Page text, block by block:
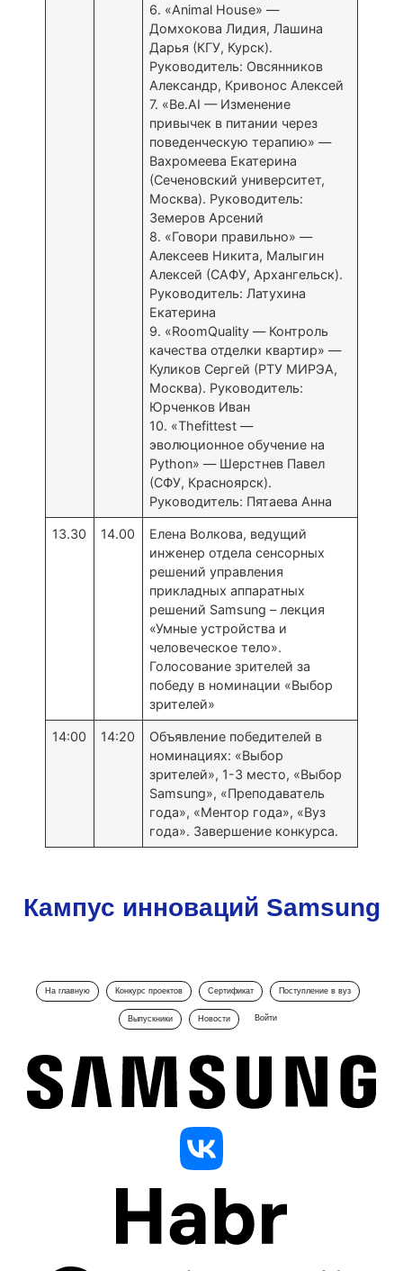
6. «Animal House» —
Домхокова Лидия, Лашина
Дарья (КГУ, Курск).
Руководитель: Овсянников
Александр, Кривонос Алексей
7. «Be.AI — Изменение
привычек в питании через
поведенческую терапию» —
Вахромеева Екатерина
(Сеченовский университет,
Москва). Руководитель:
Земеров Арсений
8. «Говори правильно» —
Алексеев Никита, Малыгин
Алексей (САФУ, Архангельск).
Руководитель: Латухина
Екатерина
9. «RoomQuality — Контроль
качества отделки квартир» —
Куликов Сергей (РТУ МИРЭА,
Москва). Руководитель:
Юрченков Иван
10. «Thefittest —
эволюционное обучение на
Python» — Шерстнев Павел
(СФУ, Красноярск).
Руководитель: Пятаева Анна
13.30 14.00
Елена Волкова, ведущий
инженер отдела сенсорных
решений управления
прикладных аппаратных
решений Samsung – лекция
«Умные устройства и
человеческое тело».
Голосование зрителей за
победу в номинации «Выбор
зрителей»
14:00 14:20
Объявление победителей в
номинациях: «Выбор
зрителей», 1-3 место, «Выбор
Samsung», «Преподаватель
года», «Ментор года», «Вуз
года». Завершение конкурса.
Кампус инноваций Samsung
На главную Конкурс проектов Сертификат Поступление в вуз
Выпускники Новости Войти